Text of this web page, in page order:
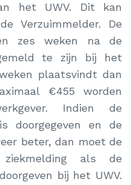
het UWV. Dit kan
Verzuimmelder. De
zes weken na de
te zijn bij het
plaatsvindt dan
€455 worden
Indien de
doorgegeven en de
beter, dan moet de
als de
bij het UWV.